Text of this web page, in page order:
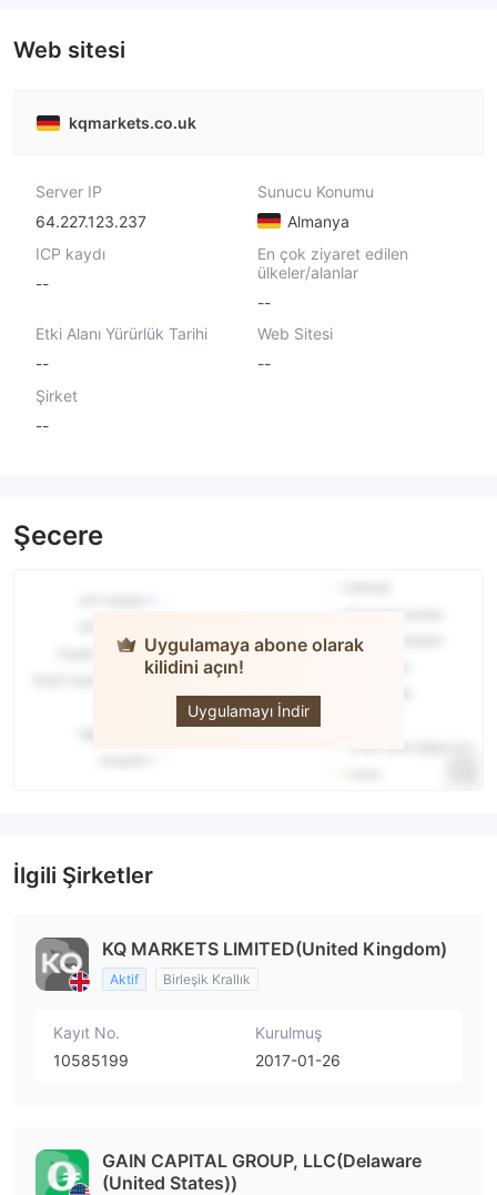
Web sitesi
kqmarkets.co.uk
Server IP
64.227.123.237
Sunucu Konumu
Almanya
ICP kaydı
--
En çok ziyaret edilen
ülkeler/alanlar
--
Etki Alanı Yürürlük Tarihi
--
Web Sitesi
--
Şirket
--
Şecere
Uygulamaya abone olarak
kilidini açın!
Uygulamayı İndir
KQ
İlgili Şirketler
KQ MARKETS LIMITED(United Kingdom)
Aktif Birleşik Krallık
Kayıt No.
10585199
Kurulmuş
2017-01-26
GAIN CAPITAL GROUP, LLC(Delaware
(United States))